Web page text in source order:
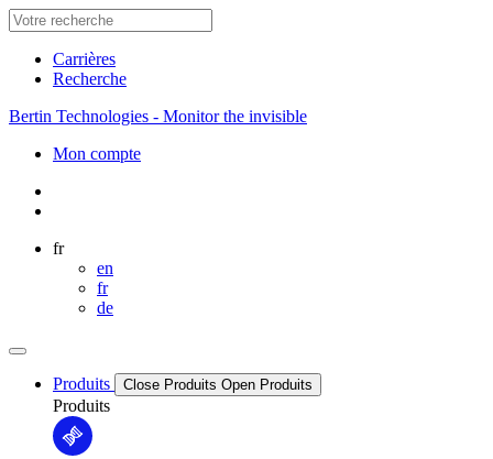
Carrières
Recherche
Bertin Technologies - Monitor the invisible
Mon compte
fr
en
fr
de
Produits Close Produits Open Produits
Produits